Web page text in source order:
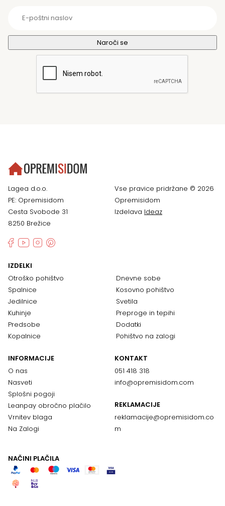
Lagea d.o.o.
PE: Opremisidom
Cesta Svobode 31
8250 Brežice
Vse pravice pridržane © 2026
Opremisidom
Izdelava Ideaz
IZDELKI
Otroško pohištvo
Spalnice
Jedilnice
Kuhinje
Predsobe
Kopalnice
Dnevne sobe
Kosovno pohištvo
Svetila
Preproge in tepihi
Dodatki
Pohištvo na zalogi
INFORMACIJE
O nas
Nasveti
Splošni pogoji
Leanpay obročno plačilo
Vrnitev blaga
Na Zalogi
KONTAKT
051 418 318
info@opremisidom.com
REKLAMACIJE
reklamacije@opremisidom.co
m
NAČINI PLAČILA